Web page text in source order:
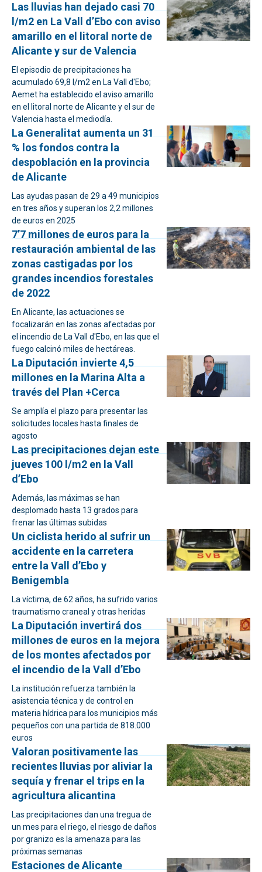
Las lluvias han dejado casi 70
l/m2 en La Vall d’Ebo con aviso
amarillo en el litoral norte de
Alicante y sur de Valencia
El episodio de precipitaciones ha
acumulado 69,8 l/m2 en La Vall d'Ebo;
Aemet ha establecido el aviso amarillo
en el litoral norte de Alicante y el sur de
Valencia hasta el mediodía.
La Generalitat aumenta un 31
% los fondos contra la
despoblación en la provincia
de Alicante
Las ayudas pasan de 29 a 49 municipios
en tres años y superan los 2,2 millones
de euros en 2025
7’7 millones de euros para la
restauración ambiental de las
zonas castigadas por los
grandes incendios forestales
de 2022
En Alicante, las actuaciones se
focalizarán en las zonas afectadas por
el incendio de La Vall d'Ebo, en las que el
fuego calcinó miles de hectáreas.
La Diputación invierte 4,5
millones en la Marina Alta a
través del Plan +Cerca
Se amplía el plazo para presentar las
solicitudes locales hasta finales de
agosto
Las precipitaciones dejan este
jueves 100 l/m2 en la Vall
d’Ebo
Además, las máximas se han
desplomado hasta 13 grados para
frenar las últimas subidas
Un ciclista herido al sufrir un
accidente en la carretera
entre la Vall d’Ebo y
Benigembla
La víctima, de 62 años, ha sufrido varios
traumatismo craneal y otras heridas
La Diputación invertirá dos
millones de euros en la mejora
de los montes afectados por
el incendio de la Vall d’Ebo
La institución refuerza también la
asistencia técnica y de control en
materia hídrica para los municipios más
pequeños con una partida de 818.000
euros
Valoran positivamente las
recientes lluvias por aliviar la
sequía y frenar el trips en la
agricultura alicantina
Las precipitaciones dan una tregua de
un mes para el riego, el riesgo de daños
por granizo es la amenaza para las
próximas semanas
Estaciones de Alicante